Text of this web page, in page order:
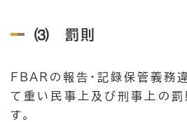
⑶ 罰則
FBARの報告・記録保管義務
て重い民事上及び刑事上の
す。